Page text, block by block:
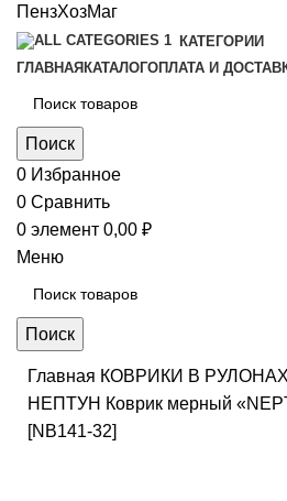
КАТЕГОРИИ
ГЛАВНАЯ КАТАЛОГОПЛАТА И
Поиск
0 Избранное
0 Сравнить
0 элемент 0,00 ₽
Меню
Поиск
Главная КОВРИКИ В РУЛОНАХ
НЕПТУН Коврик мерный
[NB141-32]